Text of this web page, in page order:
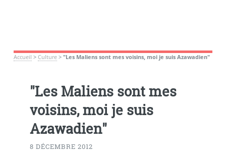
Accueil > Culture> "Les Maliens sont mes voisins, moi je suis Azawadien"
"Les Maliens sont mes
voisins, moi je suis
Azawadien"
8 DÉCEMBRE 2012